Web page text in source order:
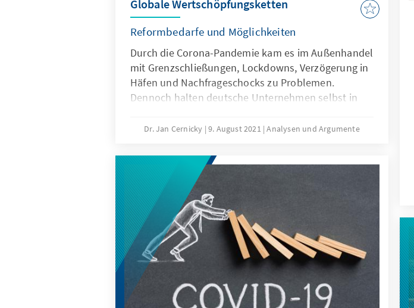
Globale Wertschöpfungsketten
Reformbedarfe und Möglichkeiten
Durch die Corona-Pandemie kam es im Außenhandel
mit Grenzschließungen, Lockdowns, Verzögerung in
Häfen und Nachfrageschocks zu Problemen.
Dennoch halten deutsche Unternehmen selbst in
Produktion fest. Ganz offenbar ist der Nutzen der
über Wertschöpfungsketten für die deutsche
Wirtschaft deutlich größer als die Risiken.
Dr. Jan Cernicky 9. August 2021 Analysen und Argumente